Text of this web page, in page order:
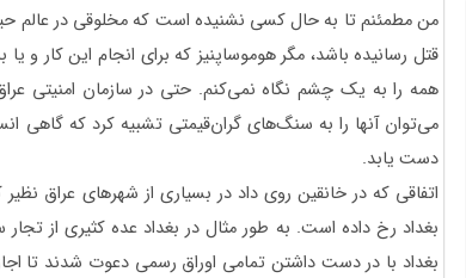
من مطمئنم تا به حال کسی نشنیده است که مخلوقی در عالم
قتل رسانیده باشد، مگر هوموساپنیز که برای انجام این کار و
همه را به یک چشم نگاه نمی‌کنم. حتی در سازمان امنیتی
می‌توان آنها را به سنگ‌های گران‌قیمتی تشبیه کرد که گاهی
دست یابد.
اتفاقی که در خانقین روی داد در بسیاری از شهرهای عراق
بغداد رخ داده است. به طور مثال در بغداد عده کثیری از
بغداد با در دست داشتن تمامی اوراق رسمی دعوت شدند تا